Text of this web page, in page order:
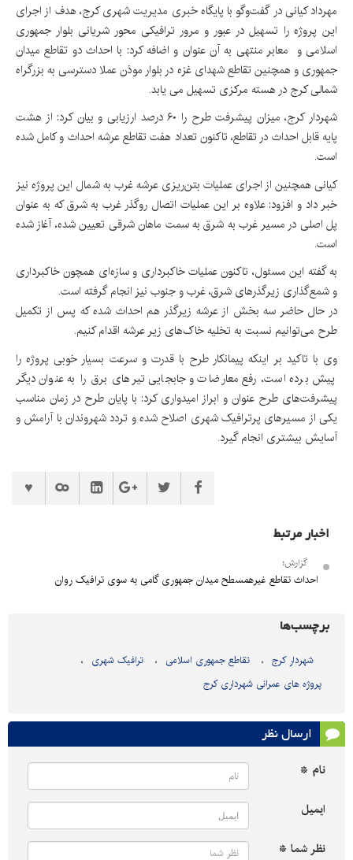
مهرداد کیانی در گفت‌وگو با پایگاه خبری مدیریت شهری کرج، هدف از اجرای
این پروژه را تسهیل در عبور و مرور ترافیکی محور شریانی بلوار جمهوری
اسلامی و معابر منتهی به آن عنوان و اضافه کرد: با احداث دو تقاطع میدان
جمهوری و همچنین تقاطع شهدای غزه در بلوار موذن عملا دسترسی به بزرگراه
شمالی کرج در هسته مرکزی تسهیل می یابد.
شهردار کرج، میزان پیشرفت طرح را ۶۰ درصد ارزیابی و بیان کرد: از هشت
پایه قابل احداث در تقاطع، تاکنون تعداد هفت تقاطع عرشه احداث و کامل شده
است.
کیانی همچنین از اجرای عملیات بتن‌ریزی عرشه غرب به شمال این پروژه نیز
خبر داد و افزود: علاوه بر این عملیات اتصال روگذر غرب به شرق که به عنوان
پل اصلی در مسیر غرب به شرق به سمت ماهان شرقی تعیین شده، آغاز شده
است.
به گفته این مسئول، تاکنون عملیات خاکبرداری و سازه‌ای همچون خاکبرداری
و شمع‌گذاری زیرگذرهای شرق، غرب و جنوب نیز انجام گرفته است.
در حال حاضر سه بخش از عرشه زیرگذر هم احداث شده که پس از تکمیل
طرح می‌توانیم نسبت به تخلیه خاک‌های زیر عرشه اقدام کنیم.
وی با تاکید بر اینکه پیمانکار طرح با قدرت و سرعت بسیار خوبی پروژه را
پیش برده است، رفع معارضات و جابجایی تیرهای برق را به عنوان دیگر
پیشرفت‌های طرح عنوان و ابراز امیدواری کرد: با پایان طرح در زمان مناسب
یکی از مسیرهای پرترافیک شهری اصلاح شده و تردد شهروندان با آرامش و
آسایش بیشتری انجام گیرد.
اخبار مرتبط
گزارش؛
احداث تقاطع غیرهمسطح میدان جمهوری گامی به سوی ترافیک روان
برچسب‌ها
شهردار کرج تقاطع جمهوری اسلامی
ترافیک شهری
پروژه های عمرانی شهرداری کرج
ارسال نظر
نام *
ایمیل
نظر شما *